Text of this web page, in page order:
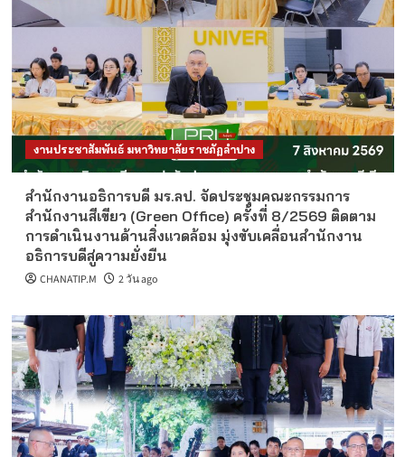
งานประชาสัมพันธ์ มหาวิทยาลัยราชภัฏลำปาง
สำนักงานอธิการบดี มร.ลป. จัดประชุมคณะกรรมการ
สำนักงานสีเขียว (Green Office) ครั้งที่ 8/2569 ติดตาม
การดำเนินงานด้านสิ่งแวดล้อม มุ่งขับเคลื่อนสำนักงาน
อธิการบดีสู่ความยั่งยืน
CHANATIP.M 2 วัน ago